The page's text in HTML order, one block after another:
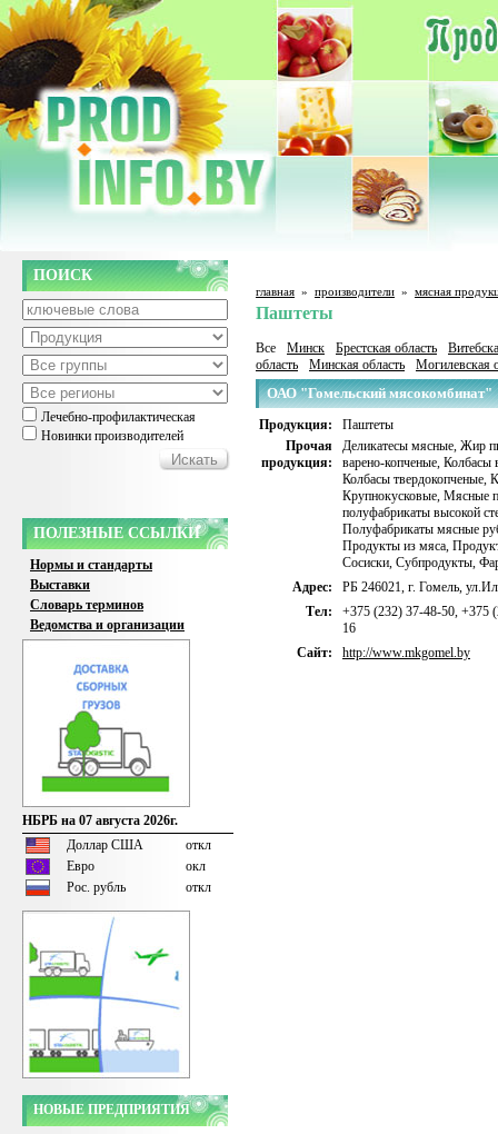
ПОИСК
Лечебно-профилактическая
Новинки производителей
ПОЛЕЗНЫЕ ССЫЛКИ
Нормы и стандарты
Выставки
Словарь терминов
Ведомства и организации
НБРБ на 07 августа 2026г.
Доллар США
откл
Евро
окл
Рос. рубль
откл
НОВЫЕ ПРЕДПРИЯТИЯ
главная » производители » мясная
Паштеты
Все Минск Брестская область
область
Минская область Могилевская
ОАО "Гомельский мясокомбинат"
Продукция:
Паштеты
Прочая
продукция:
Деликатесы мясные, Жир
варено-копченые, Колбасы
Колбасы твердокопченые,
Крупнокусковые, Мясные
полуфабрикаты высокой
Полуфабрикаты мясные
Продукты из мяса,
Сосиски, Субпродукты,
Адрес:
РБ 246021, г. Гомель,
Тел:
+375 (232) 37-48-50, +375
16
Сайт:
http://www.mkgomel.by